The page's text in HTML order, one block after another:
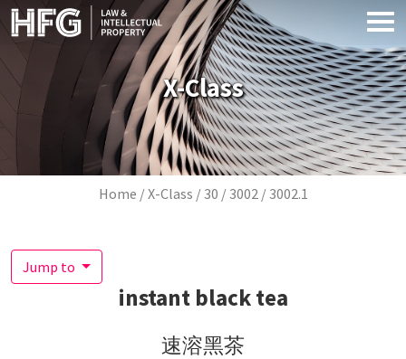
Skip to main content
X-Class
Breadcrumb
Home X-Class 30 3002 3002.1
Jump to
instant black tea
速溶黑茶